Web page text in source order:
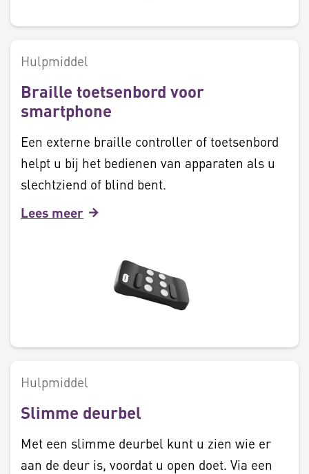
Hulpmiddel
Braille toetsenbord voor
smartphone
Een externe braille controller of toetsenbord
helpt u bij het bedienen van apparaten als u
slechtziend of blind bent.
Lees meer
Hulpmiddel
Slimme deurbel
Met een slimme deurbel kunt u zien wie er
aan de deur is, voordat u open doet. Via een